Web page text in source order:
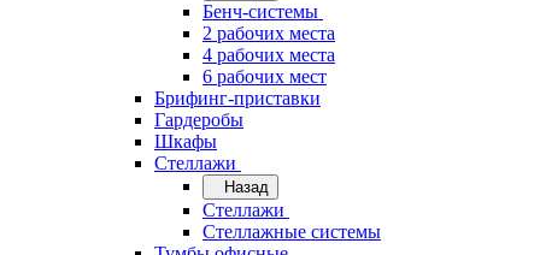
Бенч-системы
2 рабочих места
4 рабочих места
6 рабочих мест
Брифинг-приставки
Гардеробы
Шкафы
Стеллажи
Назад
Стеллажи
Стеллажные системы